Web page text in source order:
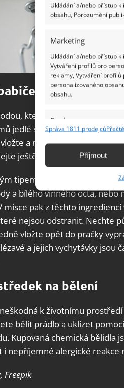
Ukládání a/nebo přístup
obsahu, Porozumění
Marketing
Ukládání a/nebo přístup
Vytváření profilů pro
reklamy, Vytváření
personalizovaného
obsahu.
Funkce
Identifikace zařízení na
základě aktivně
Zajištění
odstraňování chyb,
Ukládání a
Správa 1811 prodejců
Příjmout
kterou používaly babičky
jedlé sody a vlijte 4 litry
a nechte do druhého
ještě proprat do pračky s
tipem od babiček je použití
a bílého vinného octa,
misce pak z těchto
nejsou odstranit. Nechte
vložte opět do pračky
a jejich vychytávky jsou
na bělení
k životnímu
bělit prádlo a uklízet
Kupovaná chemická bělidla
i nepříjemné alergické reakce
Freepik